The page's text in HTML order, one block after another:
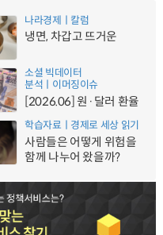
나라경제ㅣ칼럼
냉면, 차갑고 뜨거운
소셜 빅데이터
분석ㅣ이머징이슈
[2026.06] 원·달러 환율
학습자료ㅣ경제로 세상 읽기
사람들은 어떻게 위험을
함께 나누어 왔을까?